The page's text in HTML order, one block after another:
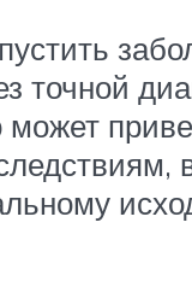
точной